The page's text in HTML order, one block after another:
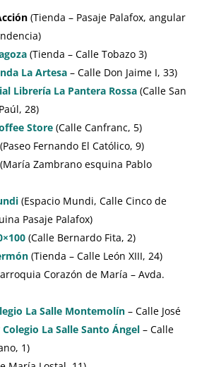
(Tienda – Pasaje Palafox, angular
(Tienda – Calle Tobazo 3)
La Artesa– Calle Don Jaime I, 33)
Librería La Pantera Rossa(Calle San
28)
Store(Calle Canfranc, 5)
Fernando El Católico, 9)
Zambrano esquina Pablo
(Espacio Mundi, Calle Cinco de
Pasaje Palafox)
(Calle Bernardo Fita, 2)
(Tienda – Calle León XIII, 24)
Corazón de María – Avda.
La Salle Montemolín– Calle José
Colegio La Salle Santo Ángel– Calle
1)